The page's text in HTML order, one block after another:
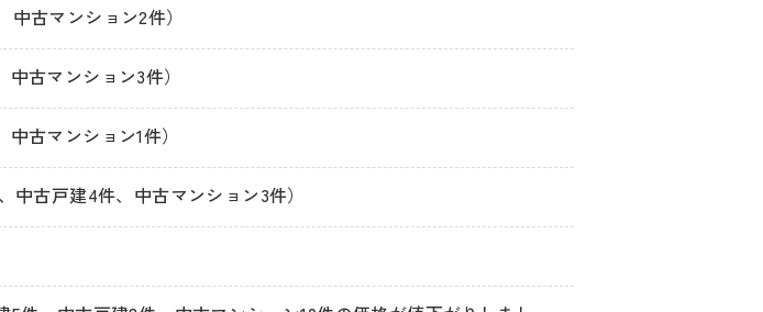
古マンション2件）
古マンション3件）
古マンション1件）
古戸建4件、中古マンション3件）